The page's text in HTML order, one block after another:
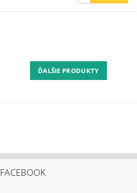
ĎALŠIE PRODUKTY
FACEBOOK